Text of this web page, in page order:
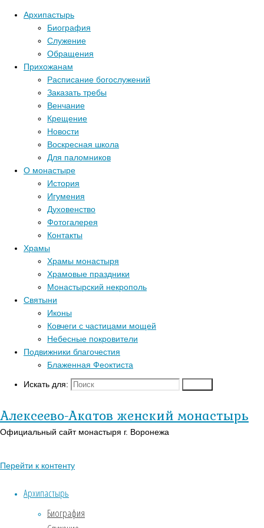
Архипастырь
Биография
Служение
Обращения
Прихожанам
Расписание богослужений
Заказать требы
Венчание
Крещение
Новости
Воскресная школа
Для паломников
О монастыре
История
Игумения
Духовенство
Фотогалерея
Контакты
Храмы
Храмы монастыря
Храмовые праздники
Монастырский некрополь
Святыни
Иконы
Ковчеги с частицами мощей
Небесные покровители
Подвижники благочестия
Блаженная Феоктиста
Искать для:
Алексеево-Акатов женский монастырь
Официальный сайт монастыря г. Воронежа
Перейти к контенту
Архипастырь
Биография
Главная
страница
ВИДЕО
ВИДЕО
(407)
Поделиться:
чтобы
распечатать
Популярные записи
Блаженная Феоктиста
Контакты
Для паломников
История
Заказать требы
Святыни
Страницы
Духовный кант «Матерь
Духовный кант «Слава Богу
В-
Православии.рф